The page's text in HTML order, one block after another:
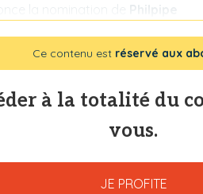
la nomination de Philpipe
Ce contenu est réservé aux
à la totalité du
vous.
JE PROFITE